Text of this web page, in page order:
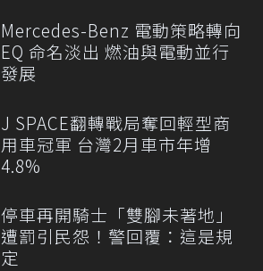
Mercedes-Benz 電動策略轉向
EQ 命名淡出 燃油與電動並行
發展
J SPACE翻轉戰局奪回輕型商
用車冠軍 台灣2月車市年增
4.8%
停車再開騎士「雙腳未著地」
遭罰引民怨！警回覆：這是規
定